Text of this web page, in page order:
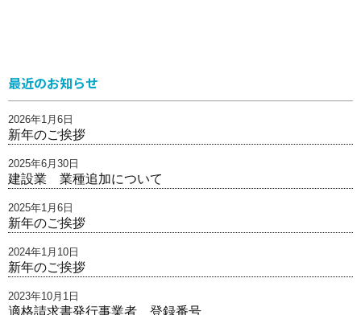
最近のお知らせ
新年のご挨拶
2026年1月6日
建設業 業種追加について
2025年6月30日
新年のご挨拶
2025年1月6日
新年のご挨拶
2024年1月10日
適格請求書発行事業者 登録番号
2023年10月1日